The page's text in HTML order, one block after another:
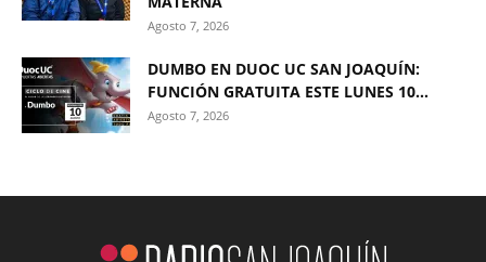
Agosto 7, 2026
DUMBO EN DUOC UC SAN JOAQUÍN:
FUNCIÓN GRATUITA ESTE LUNES 10...
Agosto 7, 2026